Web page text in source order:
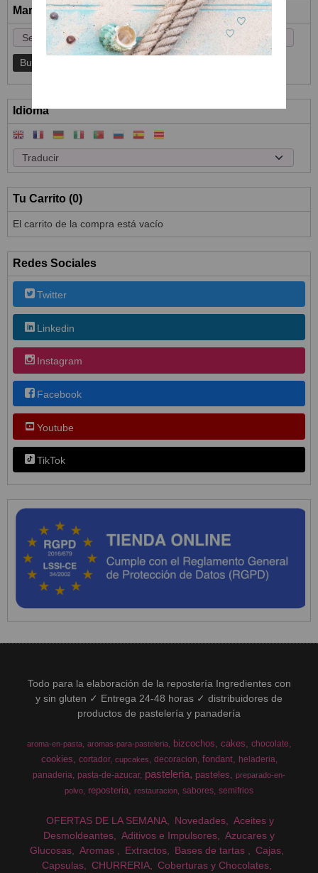
Marcas
Idioma
Tu Carrito (0)
El carrito de la compra está vacío
Redes Sociales
Twitter
Linkedin
Instagram
Facebook
Youtube
TikTok
Todo para la elaboración de la repostería Ingredientes con
y sin gluten ✓ Entrega 24-48 horas ✓ distribuidores de
productos de pastelería y panadería
aroma-en-pasta aromas-para-pasteleria bizcochos cakes chocolate
cookies cortador cupcakes decoracion fondant
heladeria
panaderia pasta-de-azucar pasteleria pasteles
preparado-en-
polvo
reposteria restauracion sabores semifrios
OFERTAS DE LA SEMANA Novedades
Aceites y
Desmoldeantes
Aditivos e Impulsores
Azucares y
Glucosas
Aromas Extractos Bases de tartas
Cajas
Capsulas
CHURRERIA
Coberturas y Chocolates